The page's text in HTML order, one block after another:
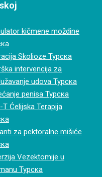
kičmene moždine
Skolioze Турска
intervencija za
udova Турска
penisa Турска
T Ćelijska Terapija
za pektoralne mišiće
Vezektomije u
Турска